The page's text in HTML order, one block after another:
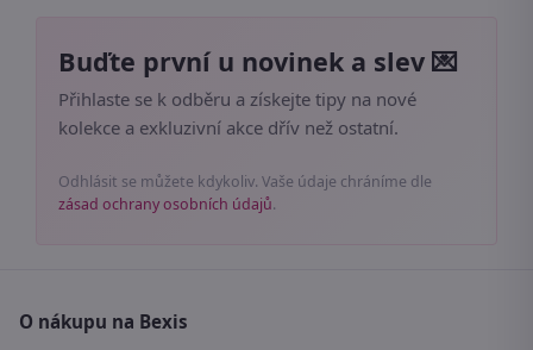
Buďte první u novinek a slev 💌
Přihlaste se k odběru a získejte tipy na nové
kolekce a exkluzivní akce dřív než ostatní.
Odhlásit se můžete kdykoliv. Vaše údaje chráníme dle
zásad ochrany osobních údajů.
O nákupu na Bexis